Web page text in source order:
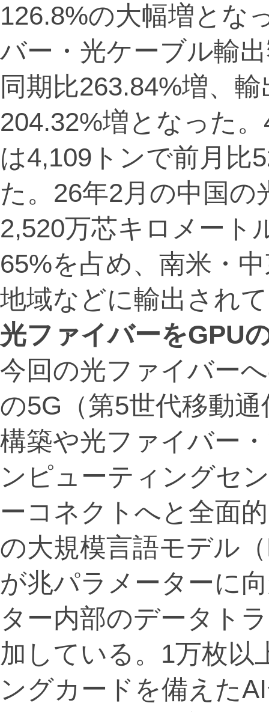
126.8%の大幅増とな
バー・光ケーブル輸
同期比263.84%増、
204.32%増となった
は4,109トンで前月比
た。26年2月の中国
2,520万芯キロメート
65%を占め、南米・
地域などに輸出され
光ファイバーをGPU
今回の光ファイバー
の5G（第5世代移動
構築や光ファイバー
ンピューティングセ
ーコネクトへと全面
の大規模言語モデル
が兆パラメーターに
ター内部のデータト
加している。1万枚以
ングカードを備えた